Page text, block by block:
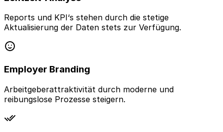
Reports und KPI‘s stehen durch die stetige
Aktualisierung der Daten stets zur Verfügung.
Employer Branding
Arbeitgeberattraktivität durch moderne und
reibungslose Prozesse steigern.